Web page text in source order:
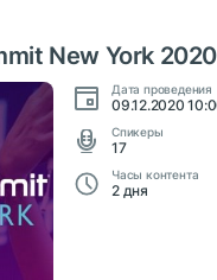
New York 2020
Дата проведения
09.12.2020
Cпикеры
17
Часы контента
2 дня